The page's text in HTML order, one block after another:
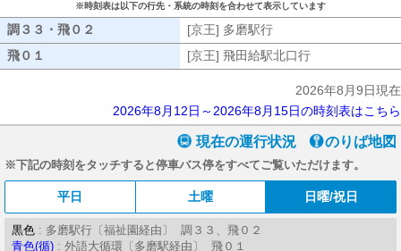
※時刻表は以下の行先・系統の時刻を合わせて表示しています
調３３・飛０２ [京王] 多磨駅行
飛０１
[京王] 飛田給駅北口行
2026年8月9日現在
2026年8月12日～2026年8月15日の時刻表はこちら
現在の運行状況 のりば地図
※下記の時刻をタッチすると停車バス停をすべてご覧いただけます。
平日 土曜 日曜/祝日
黒色 : 多磨駅行〔福祉園経由〕 調３３、飛０２
青色(循) : 外語大循環〔多磨駅経由〕 飛０１